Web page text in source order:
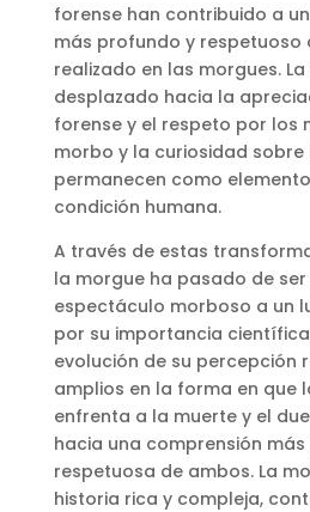
forense han contribuido a
más profundo y respetuoso
realizado en las morgues.
desplazado hacia la
forense y el respeto por los
morbo y la curiosidad sobre
permanecen como
condición humana.
A través de estas
la morgue ha pasado de
espectáculo morboso a un
por su importancia científica
evolución de su percepción
amplios en la forma en que
enfrenta a la muerte y el
hacia una comprensión
respetuosa de ambos. La
historia rica y compleja,